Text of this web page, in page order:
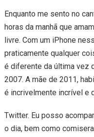
Enquanto me sento no
horas da manhã que
livre. Com um iPhone
praticamente qualquer
é diferente da última vez
2007. A mãe de 2011,
é incrivelmente incrível e
Twitter. Eu posso
o dia, bem como